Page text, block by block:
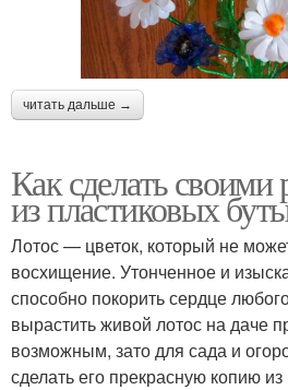
читать дальше →
Как сделать
из пластиковых
Лотос — цветок, который не
восхищение. Утонченное и
способно покорить сердце
вырастить живой лотос на даче
возможным, зато для сада и
сделать его прекрасную копию из